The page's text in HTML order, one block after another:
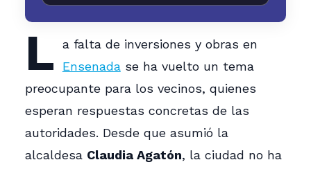
L
a falta de inversiones y obras en
Ensenadase ha vuelto un tema
preocupante para los vecinos, quienes
esperan respuestas concretas de las
autoridades. Desde que asumió la
alcaldesa Claudia Agatón, la ciudad no ha